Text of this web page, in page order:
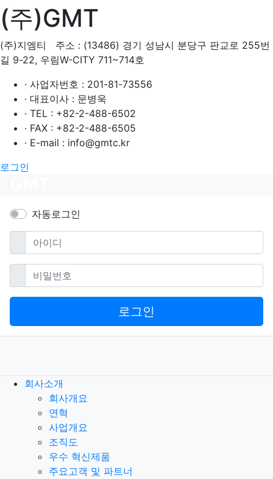
(주)GMT
(주)지엠티 주소 : (13486) 경기 성남시 분당구 판교로 255번
길 9-22, 우림W-CITY 711~714호
· 사업자번호 : 201-81-73556
· 대표이사 : 문병욱
· TEL : +82-2-488-6502
· FAX : +82-2-488-6505
· E-mail : info@gmtc.kr
로그인
자동로그인
아이디필수
비밀번호필수
로그인
회사소개
회사개요
연혁
사업개요
조직도
우수 혁신제품
주요고객 및 파트너